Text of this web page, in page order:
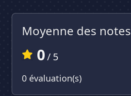
Moyenne des notes
0/ 5
0 évaluation(s)